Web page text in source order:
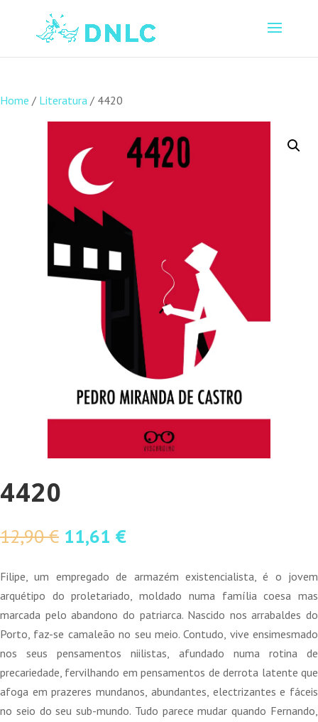
Home / Literatura / 4420
4420
12,90€ O
original
era:
12,90 €.
11,61 €O
atual
é:
11,61 €.
Filipe, um empregado de armazém existencialista, é o jovem
arquétipo do proletariado, moldado numa família coesa mas
marcada pelo abandono do patriarca. Nascido nos arrabaldes do
Porto, faz-se camaleão no seu meio. Contudo, vive ensimesmado
nos seus pensamentos niilistas, afundado numa rotina de
precariedade, fervilhando em pensamentos de derrota latente que
afoga em prazeres mundanos, abundantes, electrizantes e fáceis
no seio do seu sub-mundo. Tudo parece mudar quando Fernando,